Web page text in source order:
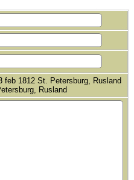
feb 1812 St. Petersburg, Rusland
Rusland